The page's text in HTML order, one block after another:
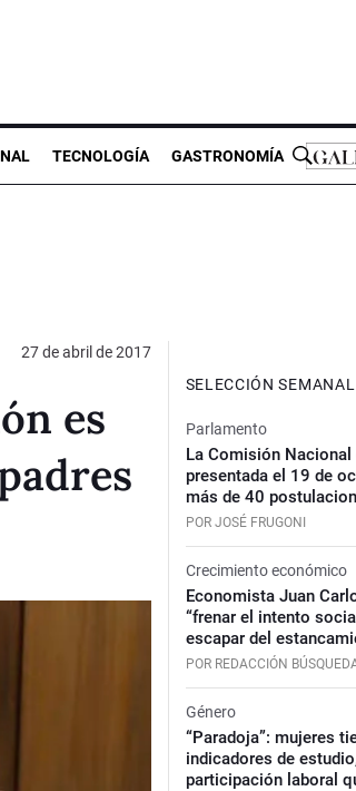
TECNOLOGÍA GASTRONOMÍA
27 de abril de 2017
es
SELECCIÓN SEMANAL
Parlamento
La Comisión
presentada el 19 de
más de 40
POR JOSÉ FRUGONI
Crecimiento económico
Economista Juan
“frenar el intento
escapar del
POR REDACCIÓN
Género
“Paradoja”: mujeres
indicadores de
participación laboral